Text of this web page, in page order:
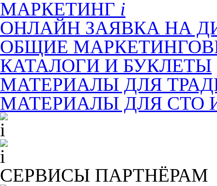
МАРКЕТИНГ
ОНЛАЙН ЗАЯВКА НА
ОБЩИЕ
КАТАЛОГИ И БУКЛЕТЫ
МАТЕРИАЛЫ ДЛЯ
МАТЕРИАЛЫ ДЛЯ СТО
СЕРВИСЫ ПАРТНЁРАМ